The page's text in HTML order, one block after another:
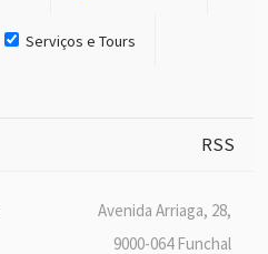
Serviços e Tours
RSS
Avenida Arriaga, 28,
9000-064 Funchal